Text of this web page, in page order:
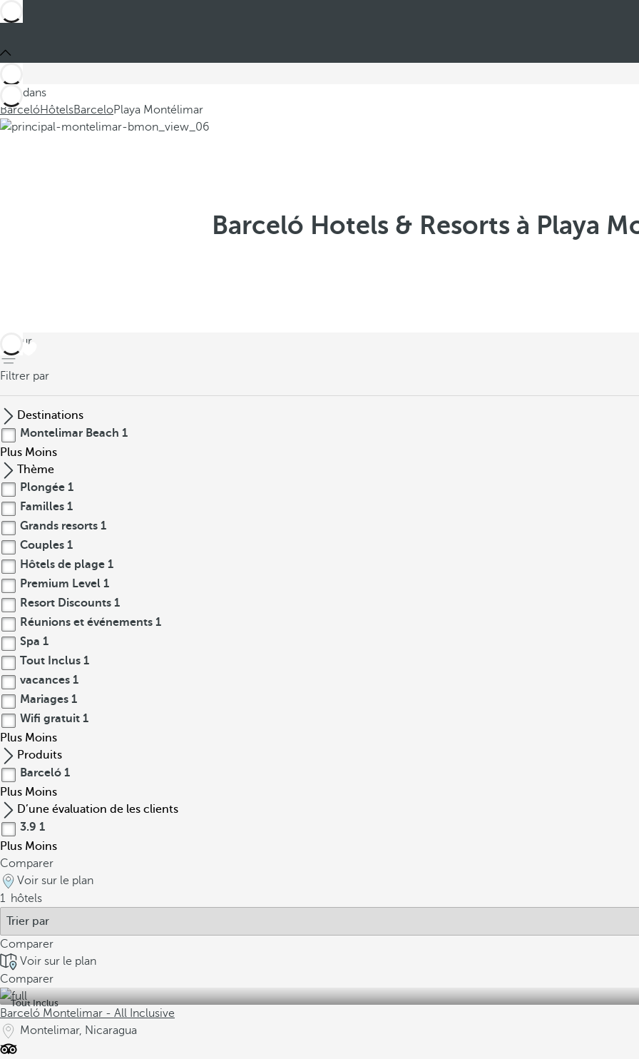
Ces dans
BarcelóHôtelsBarceloPlaya Montélimar
Barceló Hotels & Resorts à Playa
retour
Filtrer par
Destinations
Montelimar Beach 1
Plus Moins
Thème
Plongée 1
Familles 1
Grands resorts 1
Couples 1
Hôtels de plage 1
Premium Level 1
Resort Discounts 1
Réunions et événements 1
Spa 1
Tout Inclus 1
vacances 1
Mariages 1
Wifi gratuit 1
Plus Moins
Produits
Barceló 1
Plus Moins
D’une évaluation de les clients
3.9 1
Plus Moins
Comparer
Voir sur le plan
1 hôtels
Comparer
Voir sur le plan
Comparer
Tout Inclus
Barceló Montelimar - All Inclusive
Montelimar, Nicaragua